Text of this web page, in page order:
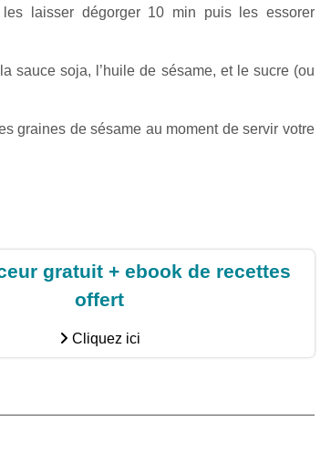
laisser dégorger 10 min puis les essorer
sauce soja, l’huile de sésame, et le sucre (ou
graines de sésame au moment de servir votre
gratuit + ebook de recettes
offert
Cliquez ici